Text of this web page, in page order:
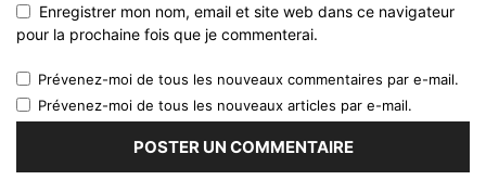
Enregistrer mon nom, email et site web dans ce navigateur
pour la prochaine fois que je commenterai.
Prévenez-moi de tous les nouveaux commentaires par e-mail.
Prévenez-moi de tous les nouveaux articles par e-mail.